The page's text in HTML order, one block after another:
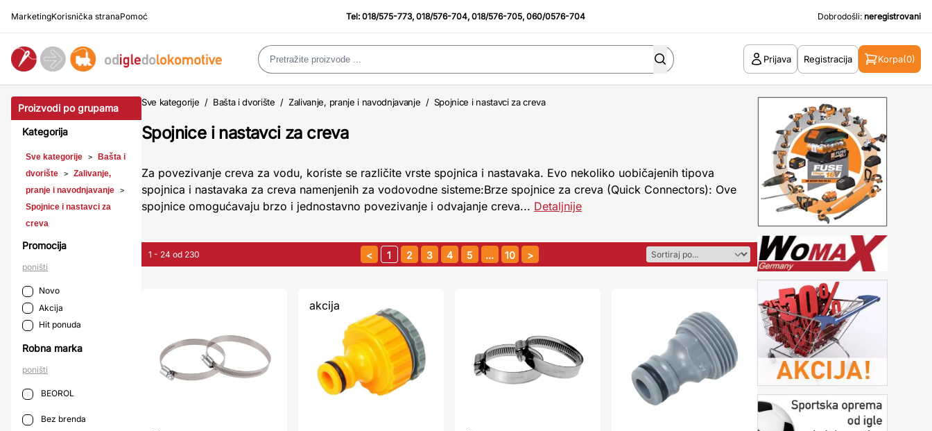
MarketingKorisnička stranaPomoć Tel:018/575-773,018/576-704,018/576-705,060/0576-704 Dobrodošli: neregistrovani
Prijava Registracija Korpa(0)
Proizvodi po grupama
Kategorija
Sve kategorije >
Bašta i
dvorište
>
Zalivanje,
pranje i navodnjavanje
>
Spojnice i nastavci za
creva
Promocija
poništi
Novo
Akcija
Hit ponuda
Robna marka
poništi
BEOROL
Bez brenda
Sve kategorije / Bašta i dvorište / Zalivanje, pranje i navodnjavanje / Spojnice i nastavci za creva
Spojnice i nastavci za creva
Za povezivanje creva za vodu, koriste se različite vrste spojnica i nastavaka. Evo nekoliko uobičajenih tipova
spojnica i nastavaka za creva namenjenih za vodovodne sisteme:Brze spojnice za creva (Quick Connectors): Ove
spojnice omogućavaju brzo i jednostavno povezivanje i odvajanje creva... Detaljnije
1 - 24 od 230 1 2 3 4 5 … 10
akcija